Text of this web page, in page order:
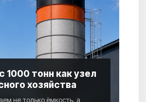
1000 тонн как узел
хозяйства
не только ёмкость, а